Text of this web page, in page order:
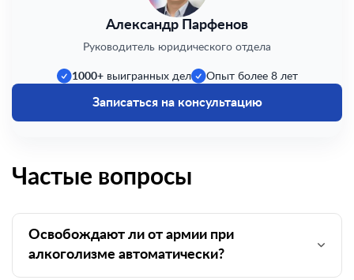
Александр Парфенов
Руководитель юридического отдела
1000+выигранных дел Опыт более 8 лет
Записаться на консультацию
Частые вопросы
Освобождают ли от армии при
алкоголизме автоматически?